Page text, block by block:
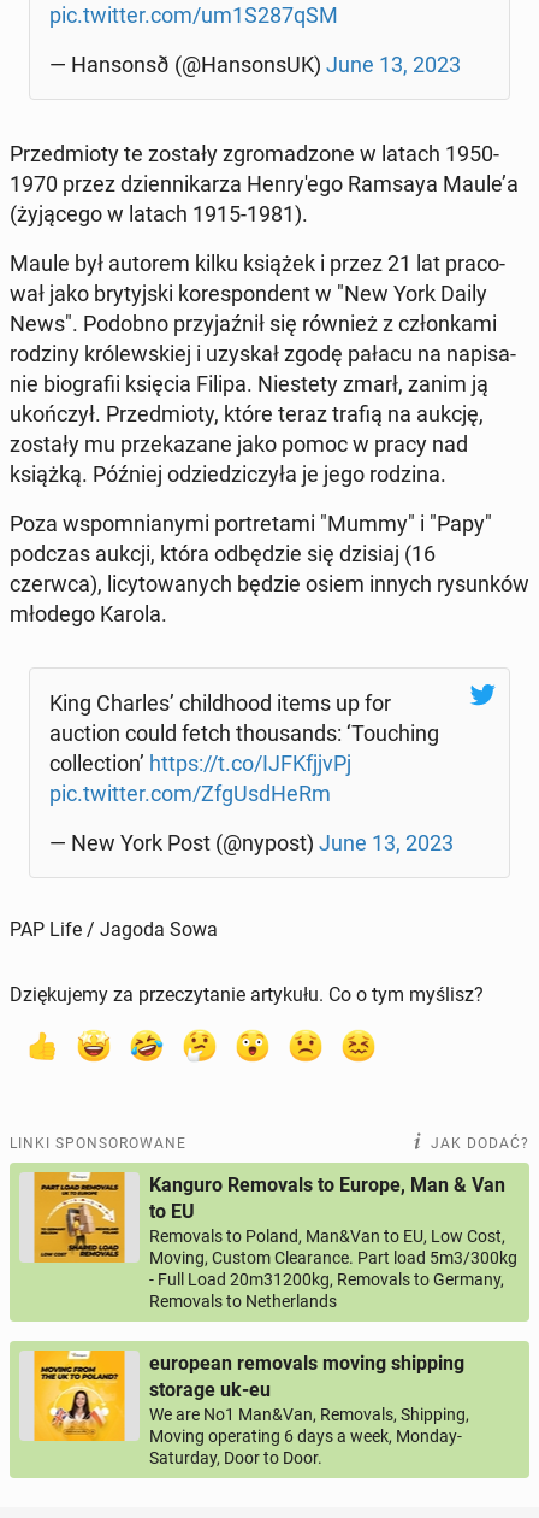
pic.twitter.com/um1S287qSM
— Hansonsð­ (@Han­son­sUK) June 13, 2023
Przed­mio­ty te zostały zgro­ma­dzo­ne w latach 1950-
1970 przez dzien­ni­ka­rza Hen­ry­'e­go Ramsaya Maule’a
(ży­ją­ce­go w latach 1915-1981).
Maule był autorem kilku książek i przez 21 lat pra­co­
wał jako bry­tyj­ski ko­re­spon­dent w "New York Daily
News". Podobno przy­jaź­nił się również z człon­ka­mi
rodziny kró­lew­skiej i uzyskał zgodę pałacu na na­pi­sa­
nie bio­gra­fii księcia Filipa. Nie­ste­ty zmarł, zanim ją
ukoń­czył. Przed­mio­ty, które teraz trafią na aukcję,
zostały mu prze­ka­za­ne jako pomoc w pracy nad
książką. Później odzie­dzi­czy­ła je jego rodzina.
Poza wspo­mnia­ny­mi por­tre­ta­mi "Mummy" i "Papy"
podczas aukcji, która od­bę­dzie się dzisiaj (16
czerwca), li­cy­to­wa­nych będzie osiem innych ry­sun­ków
młodego Karola.
King Charles’ chil­dho­od items up for
auction could fetch tho­usands: ‘To­uching
col­lec­tion’ https://t.co/IJFK­fj­jvPj
pic.twitter.com/ZfgUs­dHeRm
— New York Post (@nypost) June 13, 2023
PAP Life / Jagoda Sowa
Dziękujemy za przeczytanie artykułu. Co o tym myślisz?
LINKI SPONSOROWANE JAK DODAĆ?
Kanguro Removals to Europe, Man & Van
to EU
Removals to Poland, Man&Van to EU, Low Cost,
Moving, Custom Clearance. Part load 5m3/300kg
- Full Load 20m31200kg, Removals to Germany,
Removals to Netherlands
european removals moving shipping
storage uk-eu
We are No1 Man&Van, Removals, Shipping,
Moving operating 6 days a week, Monday-
Saturday, Door to Door.